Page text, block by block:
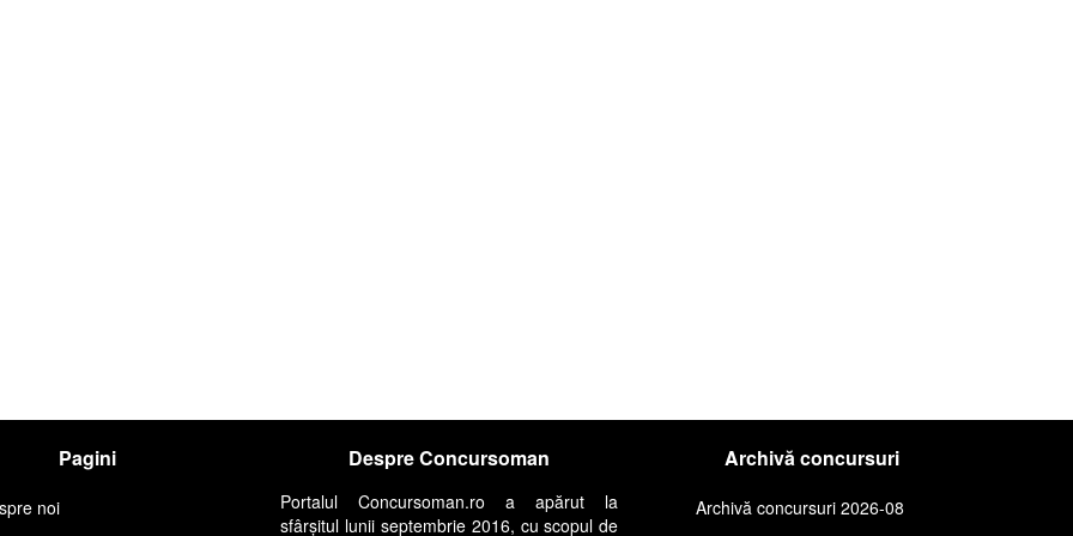
Pagini
noi
Despre Concursoman
Portalul Concursoman.ro a apărut la
sfârșitul lunii septembrie 2016, cu scopul de
Archivă concursuri
Archivă concursuri 2026-08